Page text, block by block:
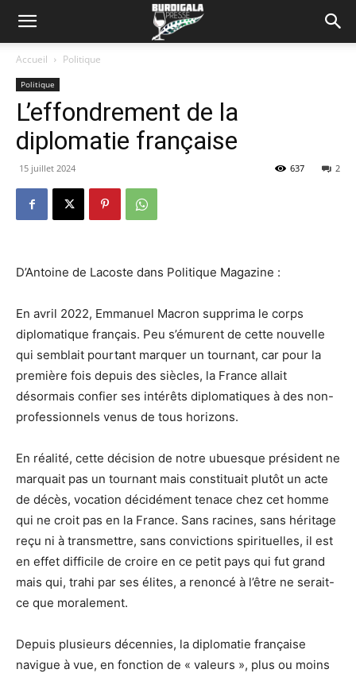
Accueil Politique
Politique
L’effondrement de la
diplomatie française
15 juillet 2024 2
637
D’Antoine de Lacoste dans Politique Magazine :
En avril 2022, Emmanuel Macron supprima le corps
diplomatique français. Peu s’émurent de cette nouvelle
qui semblait pourtant marquer un tournant, car pour la
première fois depuis des siècles, la France allait
désormais confier ses intérêts diplomatiques à des non-
professionnels venus de tous horizons.
En réalité, cette décision de notre ubuesque président ne
marquait pas un tournant mais constituait plutôt un acte
de décès, vocation décidément tenace chez cet homme
qui ne croit pas en la France. Sans racines, sans héritage
reçu ni à transmettre, sans convictions spirituelles, il est
en effet difficile de croire en ce petit pays qui fut grand
mais qui, trahi par ses élites, a renoncé à l’être ne serait-
ce que moralement.
Depuis plusieurs décennies, la diplomatie française
navigue à vue, en fonction de « valeurs », plus ou moins